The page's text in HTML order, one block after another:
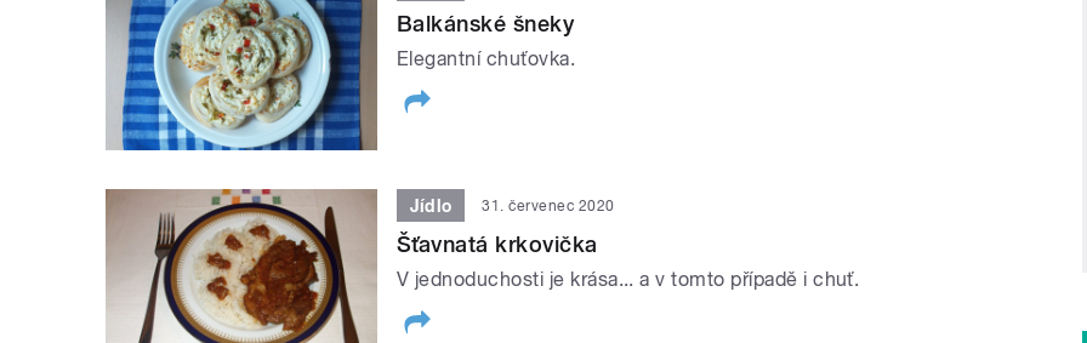
Balkánské šneky
Elegantní chuťovka.
Jídlo 31. červenec 2020
Šťavnatá krkovička
V jednoduchosti je krása... a v tomto případě i chuť.